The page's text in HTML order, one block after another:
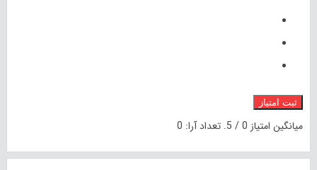
ثبت امتیاز
میانگین امتیاز 0/ 5. تعداد آرا: 0